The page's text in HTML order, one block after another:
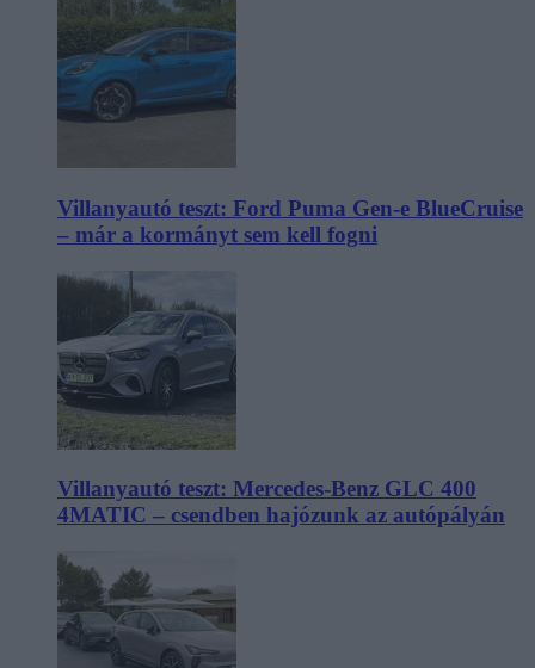
Villanyautó teszt: Ford Puma Gen-e BlueCruise
– már a kormányt sem kell fogni
Villanyautó teszt: Mercedes-Benz GLC 400
4MATIC – csendben hajózunk az autópályán